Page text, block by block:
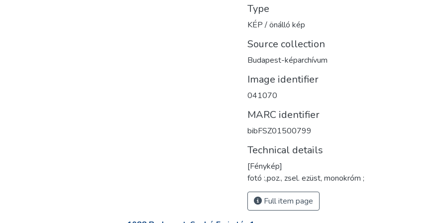
Type
KÉP / önálló kép
Source collection
Budapest-képarchívum
Image identifier
041070
MARC identifier
bibFSZ01500799
Technical details
[Fénykép]
fotó :,poz., zsel. ezüst, monokróm ;
Full item page